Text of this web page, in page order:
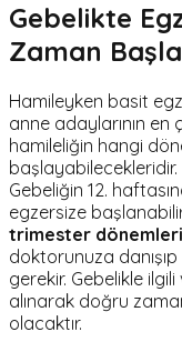
Gebelikte
Zaman
Hamileyken basit
anne adaylarının
hamileliğin hangi
başlayabilecekleridir.
Gebeliğin 12.
egzersize
trimester
doktorunuza
gerekir. Gebelikle
alınarak doğru
olacaktır.